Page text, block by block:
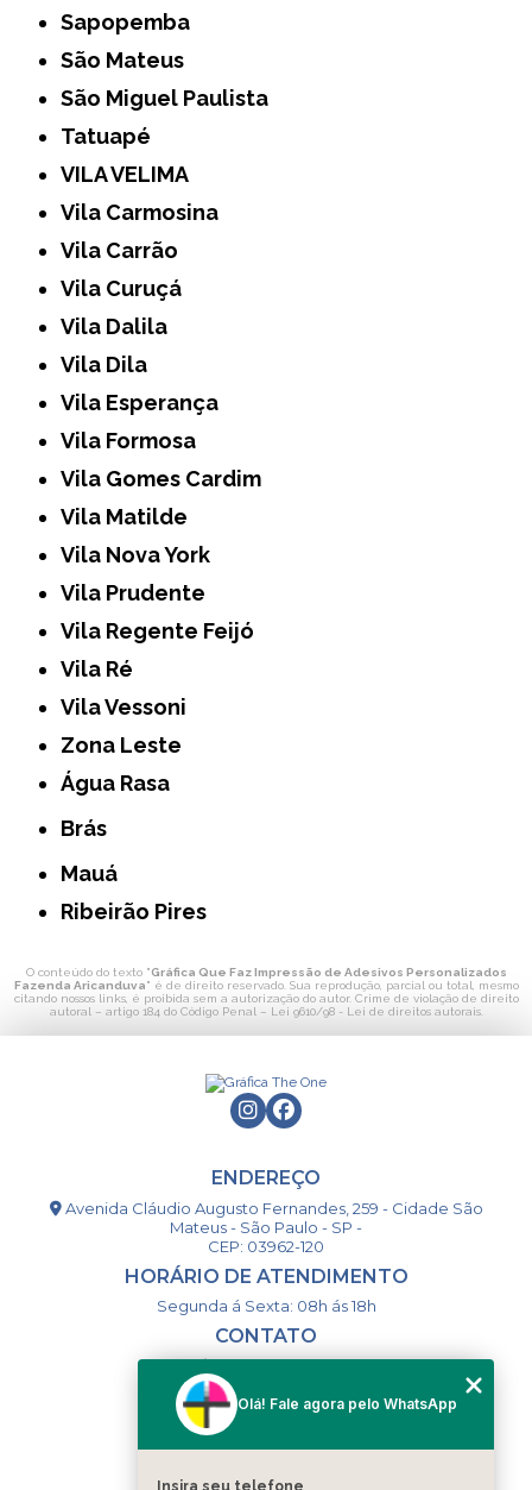
Sapopemba
São Mateus
São Miguel Paulista
Tatuapé
VILA VELIMA
Vila Carmosina
Vila Carrão
Vila Curuçá
Vila Dalila
Vila Dila
Vila Esperança
Vila Formosa
Vila Gomes Cardim
Vila Matilde
Vila Nova York
Vila Prudente
Vila Regente Feijó
Vila Ré
Vila Vessoni
Zona Leste
Água Rasa
Brás
Mauá
Ribeirão Pires
O conteúdo do texto "Gráfica Que Faz Impressão de Adesivos Personalizados
Fazenda Aricanduva" é de direito reservado. Sua reprodução, parcial ou total, mesmo
citando nossos links, é proibida sem a autorização do autor. Crime de violação de direito
autoral – artigo 184 do Código Penal – Lei 9610/98 - Lei de direitos autorais.
ENDEREÇO
Avenida Cláudio Augusto Fernandes, 259 - Cidade São
Mateus - São Paulo - SP -
CEP: 03962-120
HORÁRIO DE ATENDIMENTO
Segunda á Sexta: 08h ás 18h
CONTATO
(11) 98993-9556
togsm1@gmail.com
Olá! Fale agora pelo WhatsApp
Insira seu telefone